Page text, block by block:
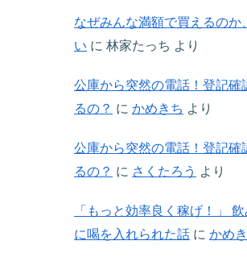
なぜみんな満額で買えるのか
い に 林家たっち より
公庫から突然の電話！登記確
るの？ に かめきち より
公庫から突然の電話！登記確
るの？ に さくたろう より
「もっと効率良く稼げ！」
に喝を入れられた話 に かめ